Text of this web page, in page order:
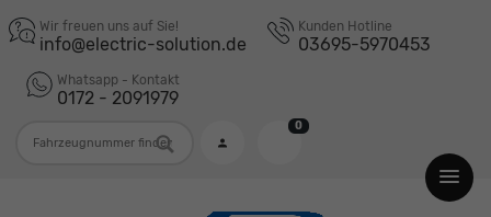
Wir freuen uns auf Sie!
info@electric-solution.de
Kunden Hotline
03695-5970453
Whatsapp - Kontakt
0172 - 2091979
0